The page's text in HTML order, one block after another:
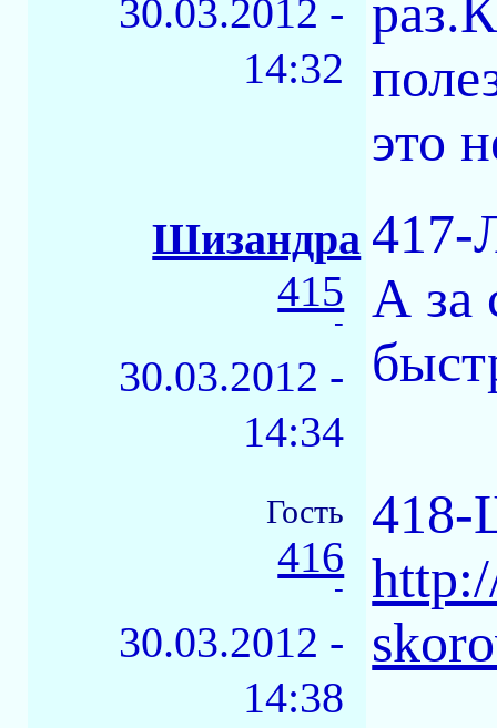
30.03.2012 -
14:32
это
Шизандра
415
-
30.03.2012 -
14:34
417-
А за
Гость
416
-
30.03.2012 -
14:38
418-